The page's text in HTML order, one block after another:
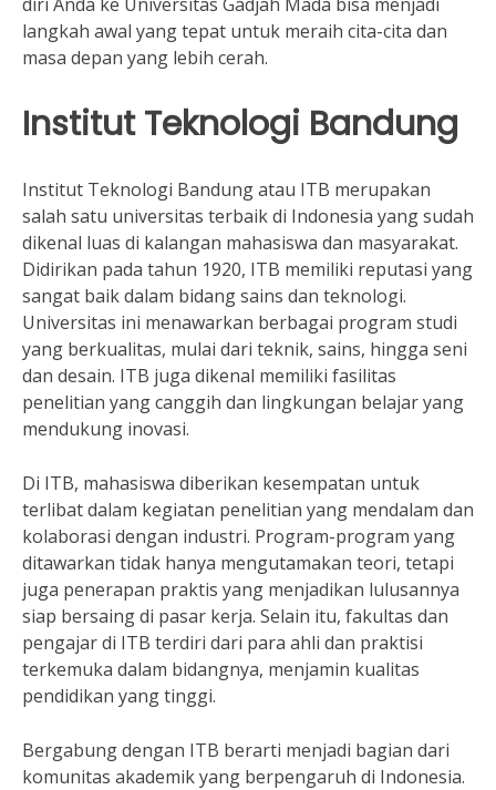
langkah awal yang tepat untuk meraih cita-cita dan
masa depan yang lebih cerah.
Institut Teknologi Bandung
Institut Teknologi Bandung atau ITB merupakan
salah satu universitas terbaik di Indonesia yang sudah
dikenal luas di kalangan mahasiswa dan masyarakat.
Didirikan pada tahun 1920, ITB memiliki reputasi yang
sangat baik dalam bidang sains dan teknologi.
Universitas ini menawarkan berbagai program studi
yang berkualitas, mulai dari teknik, sains, hingga seni
dan desain. ITB juga dikenal memiliki fasilitas
penelitian yang canggih dan lingkungan belajar yang
mendukung inovasi.
Di ITB, mahasiswa diberikan kesempatan untuk
terlibat dalam kegiatan penelitian yang mendalam dan
kolaborasi dengan industri. Program-program yang
ditawarkan tidak hanya mengutamakan teori, tetapi
juga penerapan praktis yang menjadikan lulusannya
siap bersaing di pasar kerja. Selain itu, fakultas dan
pengajar di ITB terdiri dari para ahli dan praktisi
terkemuka dalam bidangnya, menjamin kualitas
pendidikan yang tinggi.
Bergabung dengan ITB berarti menjadi bagian dari
komunitas akademik yang berpengaruh di Indonesia.